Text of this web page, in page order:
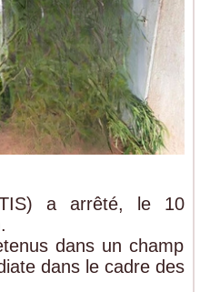
a arrêté, le 10
dans un champ
dans le cadre des